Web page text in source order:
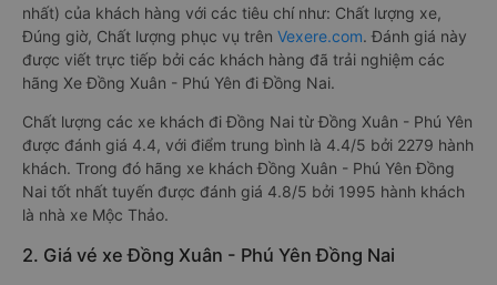
nhất) của khách hàng với các tiêu chí như: Chất lượng xe,
Đúng giờ, Chất lượng phục vụ trên Vexere.com. Đánh giá này
được viết trực tiếp bởi các khách hàng đã trải nghiệm các
hãng Xe Đồng Xuân - Phú Yên đi Đồng Nai.
Chất lượng các xe khách đi Đồng Nai từ Đồng Xuân - Phú Yên
được đánh giá 4.4, với điểm trung bình là 4.4/5 bởi 2279 hành
khách. Trong đó hãng xe khách Đồng Xuân - Phú Yên Đồng
Nai tốt nhất tuyến được đánh giá 4.8/5 bởi 1995 hành khách
là nhà xe Mộc Thảo.
2. Giá vé xe Đồng Xuân - Phú Yên Đồng Nai